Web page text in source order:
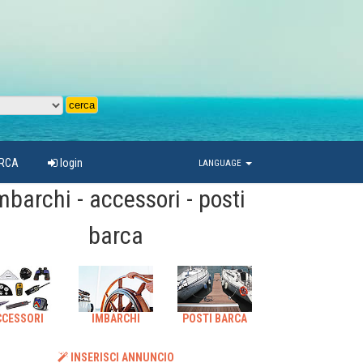
LANGUAGE
login
- accessori - posti
barca
IMBARCHI POSTI BARCA
INSERISCI ANNUNCIO